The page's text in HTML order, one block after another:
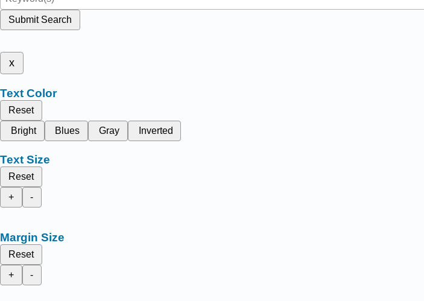
Submit Search
x
Text Color
Reset
Bright
Blues Gray Inverted
Text Size
Reset
+
-
Margin Size
Reset
+
-